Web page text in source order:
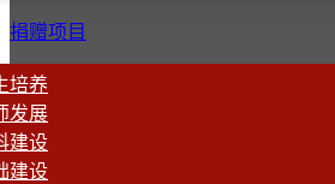
捐赠项目
培养
发展
建设
建设